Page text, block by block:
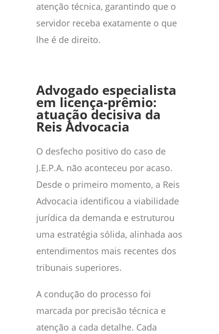
atenção técnica, garantindo que o
servidor receba exatamente o que
lhe é de direito.
Advogado especialista
em licença-prêmio:
atuação decisiva da
Reis Advocacia
O desfecho positivo do caso de
J.E.P.A. não aconteceu por acaso.
Desde o primeiro momento, a Reis
Advocacia identificou a viabilidade
jurídica da demanda e estruturou
uma estratégia sólida, alinhada aos
entendimentos mais recentes dos
tribunais superiores.
A condução do processo foi
marcada por precisão técnica e
atenção a cada detalhe. Cada